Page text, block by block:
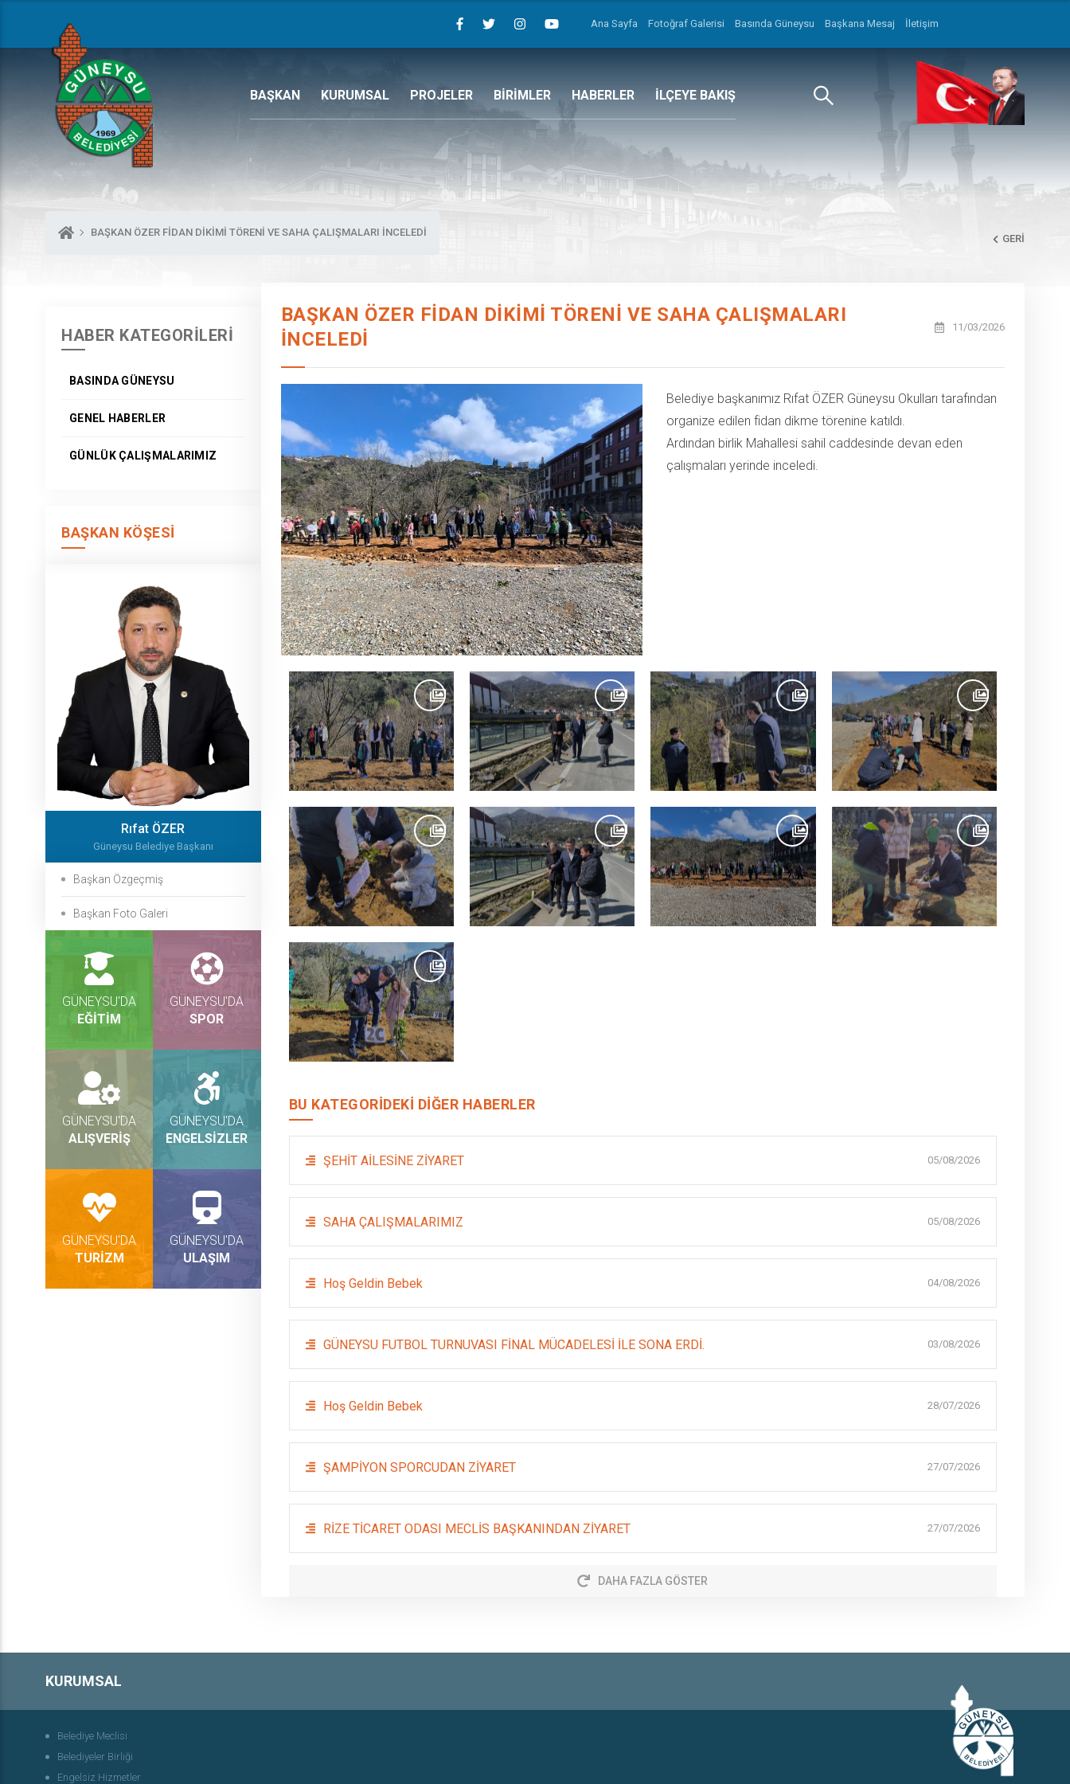
Ana Sayfa Fotoğraf Galerisi Basında Güneysu Başkana Mesaj İletişim
BAŞKAN KURUMSAL PROJELER BİRİMLER HABERLER İLÇEYE BAKIŞ
BAŞKAN ÖZER FİDAN DİKİMİ TÖRENİ VE SAHA ÇALIŞMALARI İNCELEDİ
GERI
HABER KATEGORİLERİ
BASINDA GÜNEYSU
GENEL HABERLER
GÜNLÜK ÇALIŞMALARIMIZ
BAŞKAN KÖŞESI
Rıfat ÖZER
Güneysu Belediye Başkanı
Başkan Özgeçmiş
Başkan Foto Galeri
GÜNEYSU'DA
EĞİTİM
GÜNEYSU'DA
SPOR
GÜNEYSU'DA
ALIŞVERİŞ
GÜNEYSU'DA
ENGELSİZLER
GÜNEYSU'DA
TURİZM
GÜNEYSU'DA
ULAŞIM
BAŞKAN ÖZER FİDAN DİKİMİ TÖRENİ VE SAHA ÇALIŞMALARI
İNCELEDİ
11/03/2026
Belediye başkanımız Rıfat ÖZER Güneysu Okulları tarafından
organize edilen fidan dikme törenine katıldı.
Ardından birlik Mahallesi sahil caddesinde devan eden
çalışmaları yerinde inceledi.
BU KATEGORIDEKI DIĞER HABERLER
ŞEHİT AİLESİNE ZİYARET 05/08/2026
SAHA ÇALIŞMALARIMIZ 05/08/2026
Hoş Geldin Bebek 04/08/2026
GÜNEYSU FUTBOL TURNUVASI FİNAL MÜCADELESİ İLE SONA ERDİ. 03/08/2026
Hoş Geldin Bebek 28/07/2026
ŞAMPİYON SPORCUDAN ZİYARET 27/07/2026
RİZE TİCARET ODASI MECLİS BAŞKANINDAN ZİYARET 27/07/2026
DAHA FAZLA GÖSTER
KURUMSAL
Belediye Meclisi
Belediyeler Birliği
Engelsiz Hizmetler